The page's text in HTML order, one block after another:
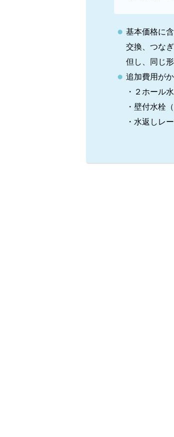
基本価格に
交換、つな
但し、同じ
追加費用が
・２ホール
・壁付水栓
・水返しレ